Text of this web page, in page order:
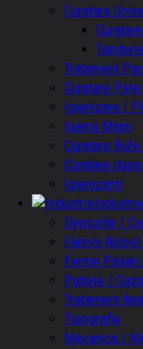
Curatare
Tratament
Curatare
Igienizare /
Igiena Maini
Curatare
Curatare
Igienizanti
Industrie
Depozite /
Fabrici
Ferme
Pubele /
Tratament Apa
Tipografie
Mecanica /